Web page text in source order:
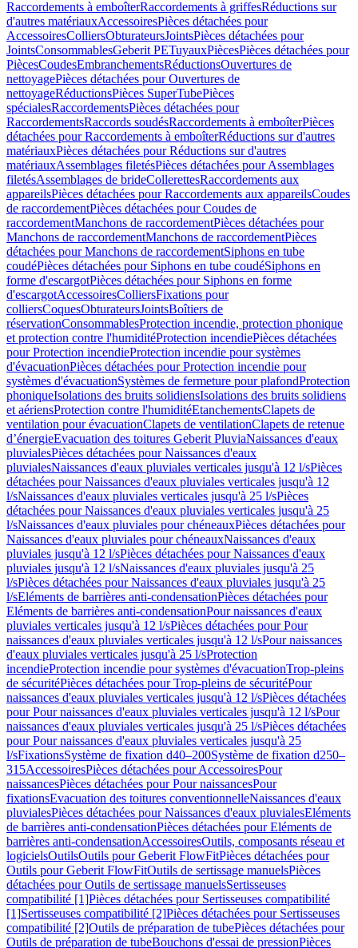
Raccordements à emboîterRaccordements à griffesRéductions sur
d'autres matériauxAccessoiresPièces détachées pour
AccessoiresColliersObturateursJointsPièces détachées pour
JointsConsommablesGeberit PETuyauxPiècesPièces détachées pour
PiècesCoudesEmbranchementsRéductionsOuvertures de
nettoyagePièces détachées pour Ouvertures de
nettoyageRéductionsPièces SuperTubePièces
spécialesRaccordementsPièces détachées pour
RaccordementsRaccords soudésRaccordements à emboîterPièces
détachées pour Raccordements à emboîterRéductions sur d'autres
matériauxPièces détachées pour Réductions sur d'autres
matériauxAssemblages filetésPièces détachées pour Assemblages
filetésAssemblages de brideCollerettesRaccordements aux
appareilsPièces détachées pour Raccordements aux appareilsCoudes
de raccordementPièces détachées pour Coudes de
raccordementManchons de raccordementPièces détachées pour
Manchons de raccordementManchons de raccordementPièces
détachées pour Manchons de raccordementSiphons en tube
coudéPièces détachées pour Siphons en tube coudéSiphons en
forme d'escargotPièces détachées pour Siphons en forme
d'escargotAccessoiresColliersFixations pour
colliersCoquesObturateursJointsBoîtiers de
réservationConsommablesProtection incendie, protection phonique
et protection contre l'humiditéProtection incendiePièces détachées
pour Protection incendieProtection incendie pour systèmes
d'évacuationPièces détachées pour Protection incendie pour
systèmes d'évacuationSystèmes de fermeture pour plafondProtection
phoniqueIsolations des bruits solidiensIsolations des bruits solidiens
et aériensProtection contre l'humiditéEtanchementsClapets de
ventilation pour évacuationClapets de ventilationClapets de retenue
d’énergieEvacuation des toitures Geberit PluviaNaissances d'eaux
pluvialesPièces détachées pour Naissances d'eaux
pluvialesNaissances d'eaux pluviales verticales jusqu'à 12 l/sPièces
détachées pour Naissances d'eaux pluviales verticales jusqu'à 12
l/sNaissances d'eaux pluviales verticales jusqu'à 25 l/sPièces
détachées pour Naissances d'eaux pluviales verticales jusqu'à 25
l/sNaissances d'eaux pluviales pour chéneauxPièces détachées pour
Naissances d'eaux pluviales pour chéneauxNaissances d'eaux
pluviales jusqu'à 12 l/sPièces détachées pour Naissances d'eaux
pluviales jusqu'à 12 l/sNaissances d'eaux pluviales jusqu'à 25
l/sPièces détachées pour Naissances d'eaux pluviales jusqu'à 25
l/sEléments de barrières anti-condensationPièces détachées pour
Eléments de barrières anti-condensationPour naissances d'eaux
pluviales verticales jusqu'à 12 l/sPièces détachées pour Pour
naissances d'eaux pluviales verticales jusqu'à 12 l/sPour naissances
d'eaux pluviales verticales jusqu'à 25 l/sProtection
incendieProtection incendie pour systèmes d'évacuationTrop-pleins
de sécuritéPièces détachées pour Trop-pleins de sécuritéPour
naissances d'eaux pluviales verticales jusqu'à 12 l/sPièces détachées
pour Pour naissances d'eaux pluviales verticales jusqu'à 12 l/sPour
naissances d'eaux pluviales verticales jusqu'à 25 l/sPièces détachées
pour Pour naissances d'eaux pluviales verticales jusqu'à 25
l/sFixationsSystème de fixation d40–200Système de fixation d250–
315AccessoiresPièces détachées pour AccessoiresPour
naissancesPièces détachées pour Pour naissancesPour
fixationsEvacuation des toitures conventionnelleNaissances d'eaux
pluvialesPièces détachées pour Naissances d'eaux pluvialesEléments
de barrières anti-condensationPièces détachées pour Eléments de
barrières anti-condensationAccessoiresOutils, composants réseau et
logicielsOutilsOutils pour Geberit FlowFitPièces détachées pour
Outils pour Geberit FlowFitOutils de sertissage manuelsPièces
détachées pour Outils de sertissage manuelsSertisseuses
compatibilité [1]Pièces détachées pour Sertisseuses compatibilité
[1]Sertisseuses compatibilité [2]Pièces détachées pour Sertisseuses
compatibilité [2]Outils de préparation de tubePièces détachées pour
Outils de préparation de tubeBouchons d'essai de pressionPièces